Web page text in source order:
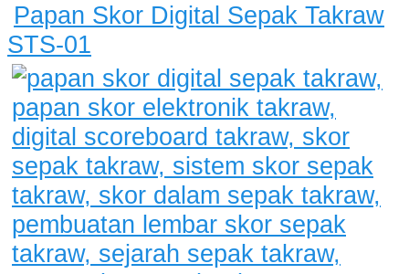
Papan Skor Digital Sepak Takraw
STS-01